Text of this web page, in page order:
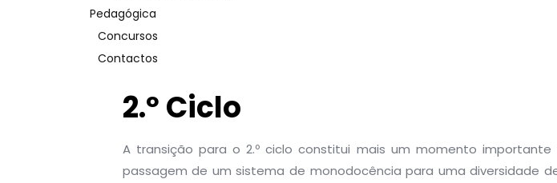
Pedagógica
Concursos
Contactos
2.º Ciclo
A transição para o 2.º ciclo constitui mais um momento
passagem de um sistema de monodocência para uma diversidade